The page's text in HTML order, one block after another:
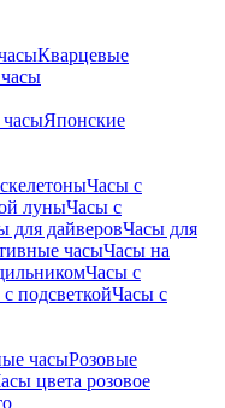
Кварцевые
Японские
Часы с
луныЧасы с
для дайверовЧасы для
часыЧасы на
Часы с
подсветкойЧасы с
часыРозовые
цвета розовое